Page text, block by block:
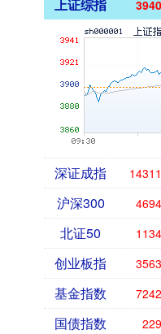
上证综指
深证成指
沪深300
北证50
创业板指
基金指数
国债指数